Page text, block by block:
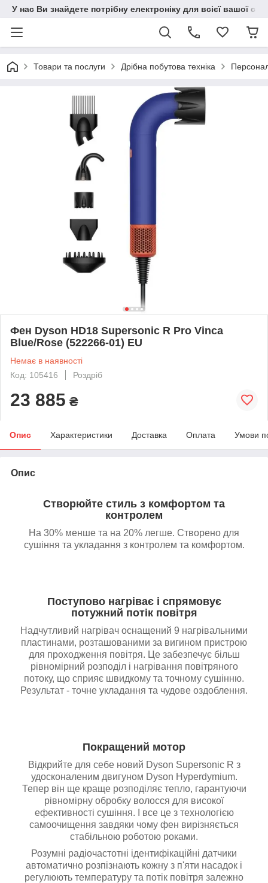
У нас Ви знайдете потрібну електроніку для всієї вашої
Товари та послуги Дрібна побутова техніка
Фен Dyson HD18 Supersonic R Pro Vinca
Blue/Rose (522266-01) EU
Немає в наявності
Код: 105416
Роздріб
23 885 ₴
Опис Характеристики Доставка Оплата Умови
Опис
Створюйте стиль з комфортом та
контролем
На 30% менше та на 20% легше. Створено для
сушіння та укладання з контролем та комфортом.
Поступово нагріває і спрямовує
потужний потік повітря
Надчутливий нагрівач оснащений 9 нагрівальними
пластинами, розташованими за вигином пристрою
для проходження повітря. Це забезпечує більш
рівномірний розподіл і нагрівання повітряного
потоку, що сприяє швидкому та точному сушінню.
Результат - точне укладання та чудове оздоблення.
Покращений мотор
Відкрийте для себе новий Dyson Supersonic R з
удосконаленим двигуном Dyson Hyperdymium.
Тепер він ще краще розподіляє тепло, гарантуючи
рівномірну обробку волосся для високої
ефективності сушіння. І все це з технологією
самоочищення завдяки чому фен вирізняється
стабільною роботою роками.
Розумні радіочастотні ідентифікаційні датчики
автоматично розпізнають кожну з п'яти насадок і
регулюють температуру та потік повітря залежно